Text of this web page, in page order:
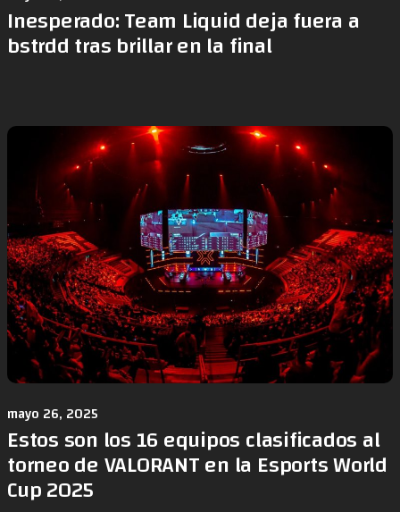
Inesperado: Team Liquid deja fuera a
bstrdd tras brillar en la final
mayo 26, 2025
Estos son los 16 equipos clasificados al
torneo de VALORANT en la Esports World
Cup 2025